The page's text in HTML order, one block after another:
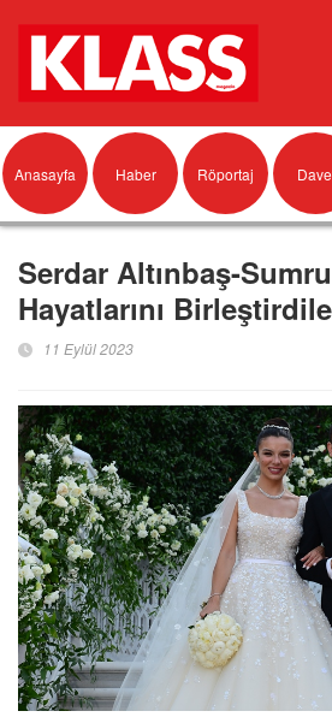
Anasayfa Haber Röportaj
Serdar Altınbaş-
Hayatlarını
11 Eylül 2023